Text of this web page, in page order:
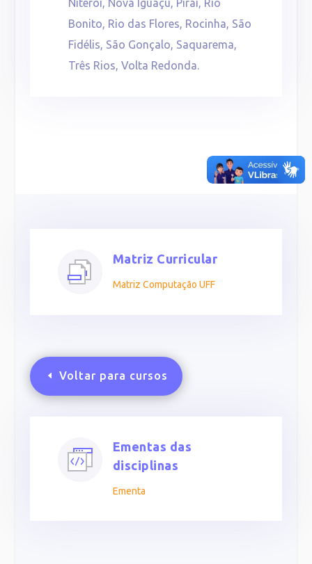
Bonito, Rio das Flores, Rocinha, São
Fidélis, São Gonçalo, Saquarema,
Três Rios, Volta Redonda.
Matriz Curricular
Matriz Computação UFF
Voltar para cursos
Ementas das
disciplinas
Ementa